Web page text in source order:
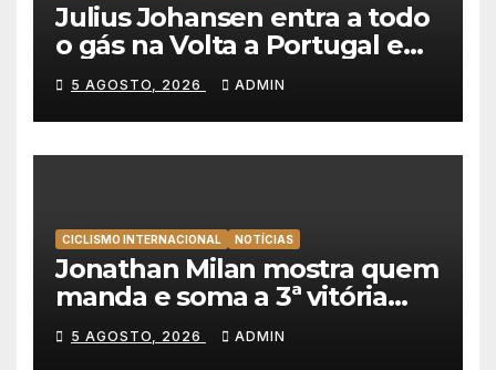
Julius Johansen entra a todo
o gás na Volta a Portugal e
lidera dobradinha da UAE
Team Emirates em Lisboa
5 AGOSTO, 2026 ADMIN
CICLISMO INTERNACIONAL NOTÍCIAS
Jonathan Milan mostra quem
manda e soma a 3ª vitória
consecutiva na Volta a
Polónia
5 AGOSTO, 2026 ADMIN